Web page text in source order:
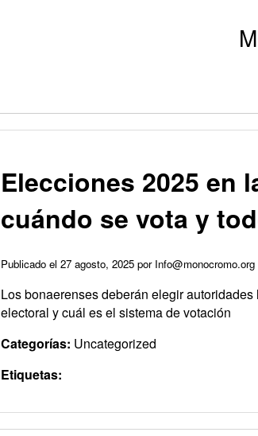
Elecciones 2025 en
cuándo se vota y
Publicado el 27 agosto, 2025 por Info@monocromo.org
Los bonaerenses deberán elegir
electoral y cuál es el sistema de votación
Categorías: Uncategorized
Etiquetas: